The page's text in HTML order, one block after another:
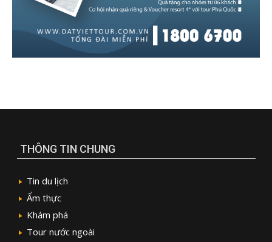
THÔNG TIN CHUNG
Tin du lịch
Ẩm thực
Khám phá
Tour nước ngoài